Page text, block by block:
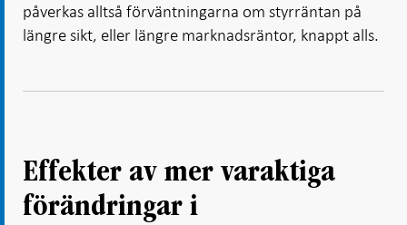
påverkas alltså förväntningarna om styrräntan på
längre sikt, eller längre marknadsräntor, knappt alls.
Effekter av mer varaktiga
förändringar i